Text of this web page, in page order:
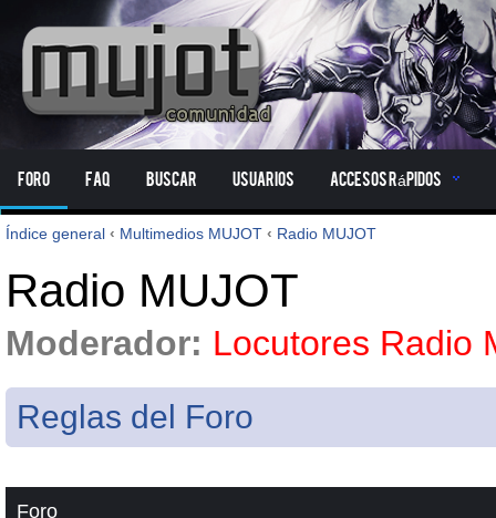
Foro FAQ Buscar Usuarios Accesos Rápidos
Índice general ‹ Multimedios MUJOT ‹ Radio MUJOT
Radio MUJOT
Moderador: Locutores Radio
Reglas del Foro
Foro